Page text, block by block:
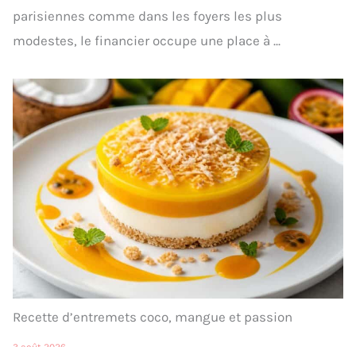
parisiennes comme dans les foyers les plus
modestes, le financier occupe une place à ...
Recette d’entremets coco, mangue et passion